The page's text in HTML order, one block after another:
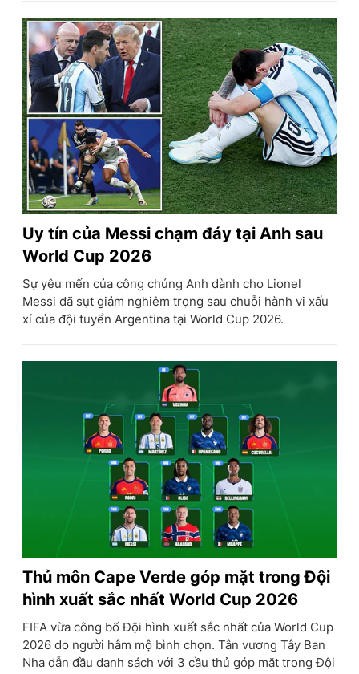
Uy tín của Messi chạm đáy tại Anh sau
World Cup 2026
Sự yêu mến của công chúng Anh dành cho Lionel
Messi đã sụt giảm nghiêm trọng sau chuỗi hành vi xấu
xí của đội tuyển Argentina tại World Cup 2026.
Thủ môn Cape Verde góp mặt trong Đội
hình xuất sắc nhất World Cup 2026
FIFA vừa công bố Đội hình xuất sắc nhất của World Cup
2026 do người hâm mộ bình chọn. Tân vương Tây Ban
Nha dẫn đầu danh sách với 3 cầu thủ góp mặt trong Đội